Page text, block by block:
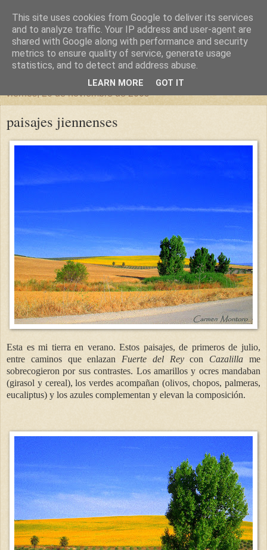
un sitio diferente
una casa para crecer, un castillo para soñar
viernes, 20 de noviembre de 2009
paisajes jiennenses
Esta es mi tierra en verano. Estos paisajes, de primeros de julio,
entre caminos que enlazan Fuerte del Reycon Cazalilla me
sobrecogieron por sus contrastes. Los amarillos y ocres mandaban
(girasol y cereal), los verdes acompañan (olivos, chopos, palmeras,
eucaliptus) y los azules complementan y elevan la composición.
This site uses cookies from Google to deliver its services
and to analyze traffic. Your IP address and user-agent are
shared with Google along with performance and security
metrics to ensure quality of service, generate usage
statistics, and to detect and address abuse.
LEARN MORE GOT IT